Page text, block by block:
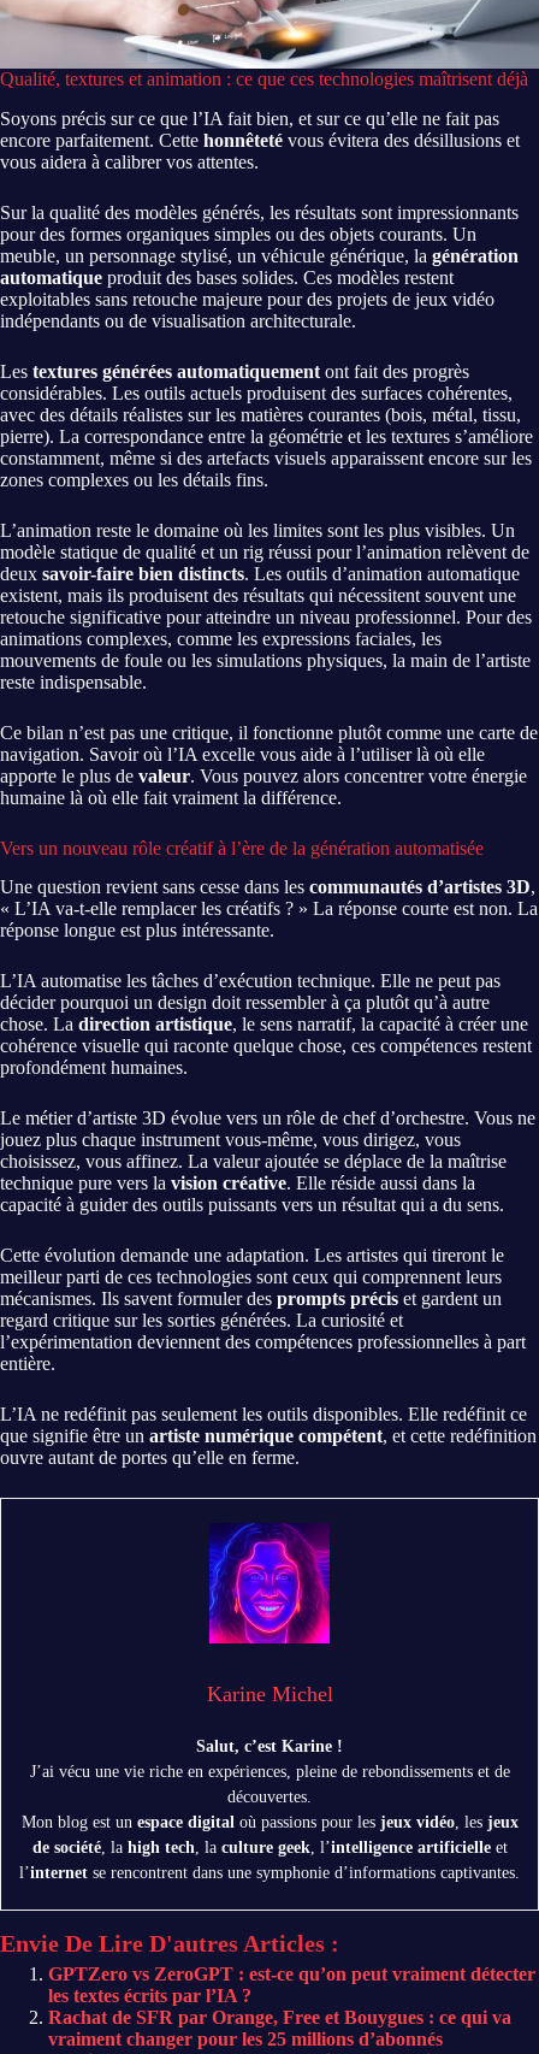
Qualité, textures et animation : ce que ces technologies maîtrisent déjà
Soyons précis sur ce que l’IA fait bien, et sur ce qu’elle ne fait pas
encore parfaitement. Cette honnêteté vous évitera des désillusions et
vous aidera à calibrer vos attentes.
Sur la qualité des modèles générés, les résultats sont impressionnants
pour des formes organiques simples ou des objets courants. Un
meuble, un personnage stylisé, un véhicule générique, la génération
automatique produit des bases solides. Ces modèles restent
exploitables sans retouche majeure pour des projets de jeux vidéo
indépendants ou de visualisation architecturale.
Les textures générées automatiquement ont fait des progrès
considérables. Les outils actuels produisent des surfaces cohérentes,
avec des détails réalistes sur les matières courantes (bois, métal, tissu,
pierre). La correspondance entre la géométrie et les textures s’améliore
constamment, même si des artefacts visuels apparaissent encore sur les
zones complexes ou les détails fins.
L’animation reste le domaine où les limites sont les plus visibles. Un
modèle statique de qualité et un rig réussi pour l’animation relèvent de
deux savoir-faire bien distincts. Les outils d’animation automatique
existent, mais ils produisent des résultats qui nécessitent souvent une
retouche significative pour atteindre un niveau professionnel. Pour des
animations complexes, comme les expressions faciales, les
mouvements de foule ou les simulations physiques, la main de l’artiste
reste indispensable.
Ce bilan n’est pas une critique, il fonctionne plutôt comme une carte de
navigation. Savoir où l’IA excelle vous aide à l’utiliser là où elle
apporte le plus de valeur. Vous pouvez alors concentrer votre énergie
humaine là où elle fait vraiment la différence.
Vers un nouveau rôle créatif à l’ère de la génération automatisée
Une question revient sans cesse dans les communautés d’artistes 3D,
« L’IA va-t-elle remplacer les créatifs ? » La réponse courte est non. La
réponse longue est plus intéressante.
L’IA automatise les tâches d’exécution technique. Elle ne peut pas
décider pourquoi un design doit ressembler à ça plutôt qu’à autre
chose. La direction artistique, le sens narratif, la capacité à créer une
cohérence visuelle qui raconte quelque chose, ces compétences restent
profondément humaines.
Le métier d’artiste 3D évolue vers un rôle de chef d’orchestre. Vous ne
jouez plus chaque instrument vous-même, vous dirigez, vous
choisissez, vous affinez. La valeur ajoutée se déplace de la maîtrise
technique pure vers la vision créative. Elle réside aussi dans la
capacité à guider des outils puissants vers un résultat qui a du sens.
Cette évolution demande une adaptation. Les artistes qui tireront le
meilleur parti de ces technologies sont ceux qui comprennent leurs
mécanismes. Ils savent formuler des prompts précis et gardent un
regard critique sur les sorties générées. La curiosité et
l’expérimentation deviennent des compétences professionnelles à part
entière.
L’IA ne redéfinit pas seulement les outils disponibles. Elle redéfinit ce
que signifie être un artiste numérique compétent, et cette redéfinition
ouvre autant de portes qu’elle en ferme.
Karine Michel
Salut, c’est Karine !
J’ai vécu une vie riche en expériences, pleine de rebondissements et de
découvertes.
Mon blog est un espace digitaloù passions pour les jeux vidéo, les jeux
de société, la high tech, la culture geek, l’intelligence artificielleet
l’internet se rencontrent dans une symphonie d’informations captivantes.
Envie De Lire D'autres Articles :
GPTZero vs ZeroGPT : est-ce qu’on peut vraiment détecter
les textes écrits par l’IA ?
Rachat de SFR par Orange, Free et Bouygues : ce qui va
vraiment changer pour les 25 millions d’abonnés